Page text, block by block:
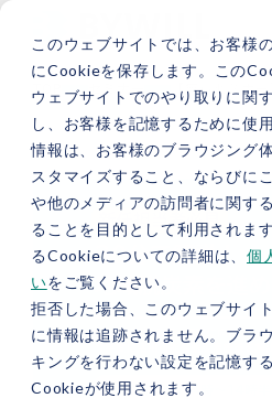
このウェブサイトでは、お客様
にCookieを保存します。この
ウェブサイトでのやり取りに関
し、お客様を記憶するために使
情報は、お客様のブラウジング
スタマイズすること、ならびに
や他のメディアの訪問者に関す
ることを目的として利用されま
るCookieについての詳細は、 個
いをご覧ください。
拒否した場合、このウェブサイ
に情報は追跡されません。ブラ
キングを行わない設定を記憶す
Cookieが使用されます。
TOP セミナー 【無料セミナ